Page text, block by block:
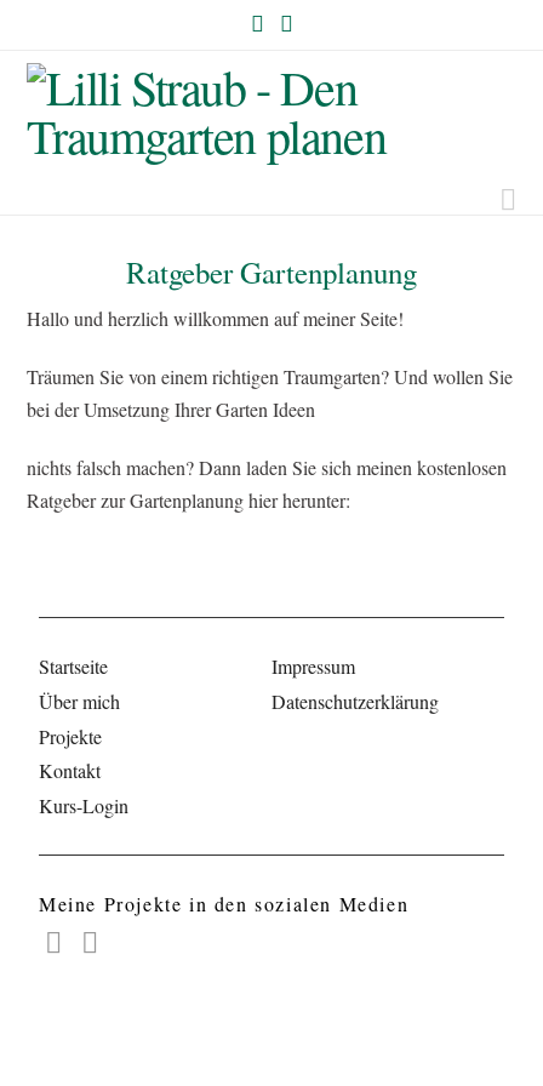
Ratgeber Gartenplanung
Hallo und herzlich willkommen auf meiner Seite!
Träumen Sie von einem richtigen Traumgarten? Und wollen Sie
bei der Umsetzung Ihrer Garten Ideen
nichts falsch machen? Dann laden Sie sich meinen kostenlosen
Ratgeber zur Gartenplanung hier herunter:
Startseite
Über mich
Projekte
Kontakt
Kurs-Login
Impressum
Datenschutzerklärung
Meine Projekte in den sozialen Medien